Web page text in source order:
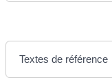
Textes de référence